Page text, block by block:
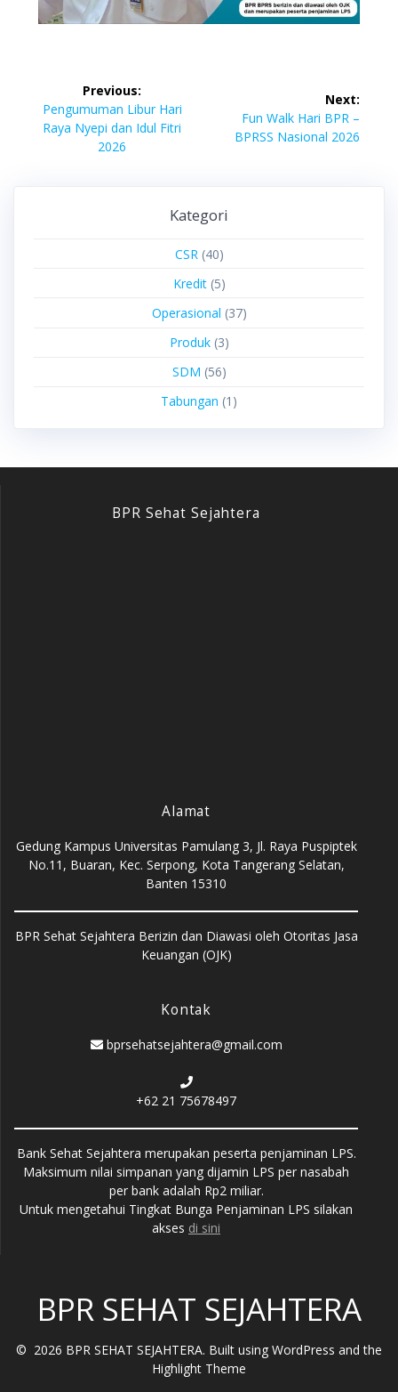
Previous:
Pengumuman Libur Hari
Raya Nyepi dan Idul Fitri
2026
Next:
Fun Walk Hari BPR –
BPRSS Nasional 2026
Kategori
CSR (40)
Kredit(5)
Operasional (37)
Produk(3)
SDM (56)
Tabungan (1)
BPR Sehat Sejahtera
Alamat
Gedung Kampus Universitas Pamulang 3, Jl. Raya Puspiptek
No.11, Buaran, Kec. Serpong, Kota Tangerang Selatan,
Banten 15310
BPR Sehat Sejahtera Berizin dan Diawasi oleh Otoritas Jasa
Keuangan (OJK)
Kontak
bprsehatsejahtera@gmail.com
+62 21 75678497
Bank Sehat Sejahtera merupakan peserta penjaminan LPS.
Maksimum nilai simpanan yang dijamin LPS per nasabah
per bank adalah Rp2 miliar.
Untuk mengetahui Tingkat Bunga Penjaminan LPS silakan
akses di sini
BPR SEHAT SEJAHTERA
© 2026 BPR SEHAT SEJAHTERA. Built using WordPress and the
Highlight Theme